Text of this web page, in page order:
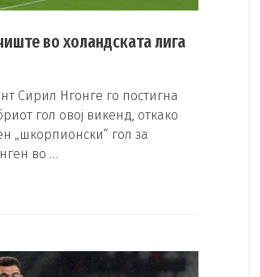
во холандската лига
Сирил Нгонге го постигна
гол овој викенд, откако
„шкорпионски“ гол за
во …